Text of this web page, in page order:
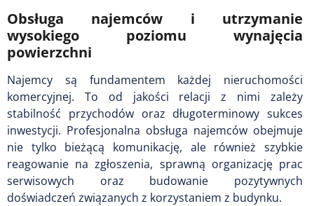
Obsługa najemców i utrzymanie
wysokiego poziomu wynajęcia
powierzchni
Najemcy są fundamentem każdej nieruchomości
komercyjnej. To od jakości relacji z nimi zależy
stabilność przychodów oraz długoterminowy sukces
inwestycji. Profesjonalna obsługa najemców obejmuje
nie tylko bieżącą komunikację, ale również szybkie
reagowanie na zgłoszenia, sprawną organizację prac
serwisowych oraz budowanie pozytywnych
doświadczeń związanych z korzystaniem z budynku.